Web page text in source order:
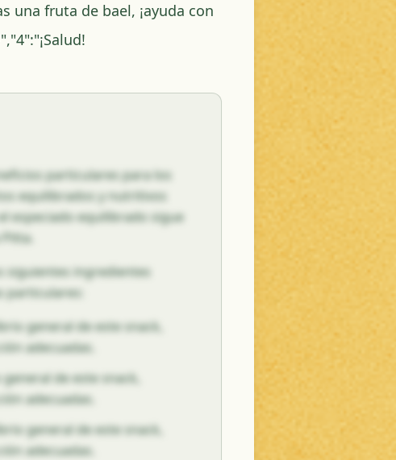
una fruta de bael, ¡ayuda con
particulares para los
equilibrados y nutritivos
especiado equilibrado sigue
siguientes ingredientes
particulares:
general de este snack,
adecuadas.
de este snack,
adecuadas.
general de este snack,
adecuadas.